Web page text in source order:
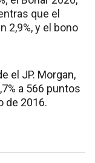
que el
2,9%, y el bono
el JP. Morgan,
a 566 puntos
de 2016.